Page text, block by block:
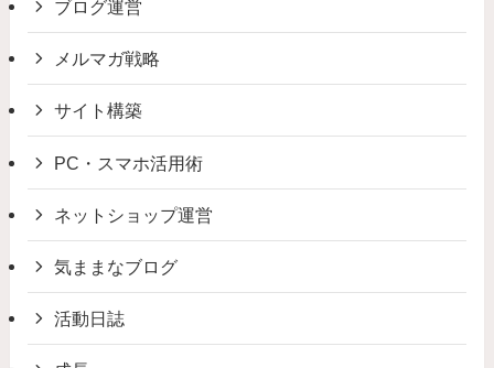
ブログ運営
メルマガ戦略
サイト構築
PC・スマホ活用術
ネットショップ運営
気ままなブログ
活動日誌